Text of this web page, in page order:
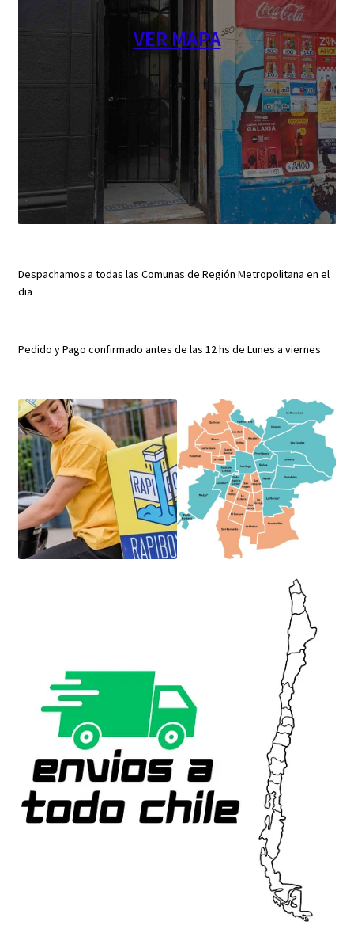
VER MAPA
Despachamos a todas las Comunas de Región Metropolitana en el
dia
Pedido y Pago confirmado antes de las 12 hs de Lunes a viernes